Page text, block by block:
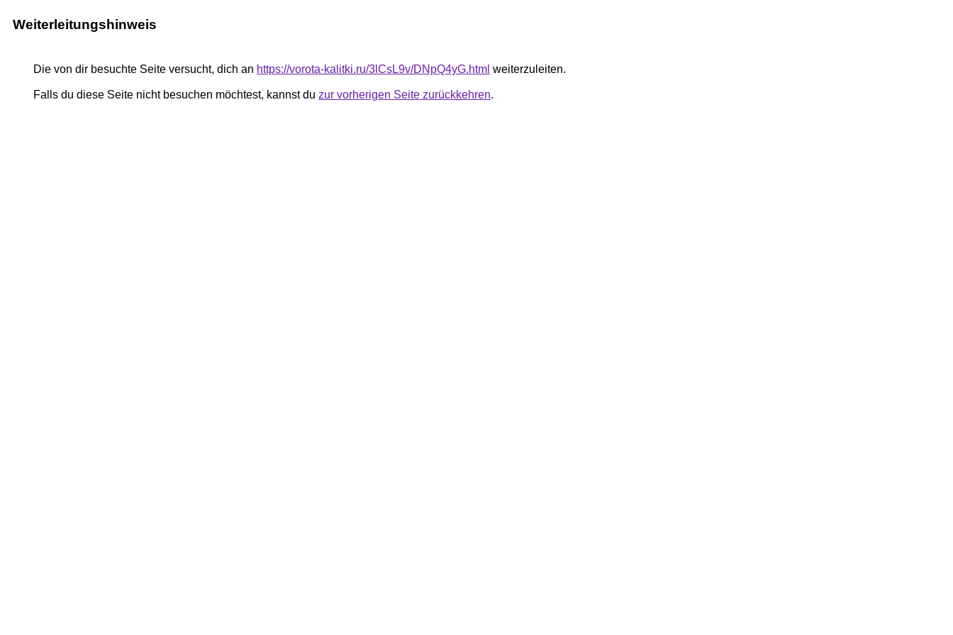
Weiterleitungshinweis
Die von dir besuchte Seite versucht, dich an https://vorota-kalitki.ru/3lCsL9v/DNpQ4yG.html weiterzuleiten.
Falls du diese Seite nicht besuchen möchtest, kannst du zur vorherigen Seite zurückkehren.